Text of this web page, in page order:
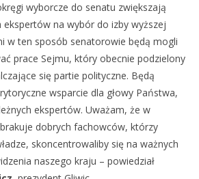
wyborcze do senatu zwiększają
ekspertów na wybór do izby wyższej
w ten sposób senatorowie będą mogli
prace Sejmu, który obecnie podzielony
się partie polityczne. Będą
wsparcie dla głowy Państwa,
ekspertów. Uważam, że w
dobrych fachowców, którzy
skoncentrowaliby się na ważnych
naszego kraju – powiedział